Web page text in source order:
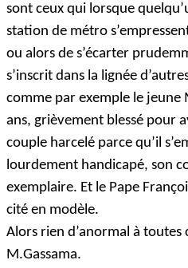
sont ceux qui lorsque
station de métro
ou alors de s’écarter
s’inscrit dans la lignée
comme par exemple le jeune
ans, grièvement blessé pour
couple harcelé parce qu’il
lourdement handicapé, son
exemplaire. Et le Pape
cité en modèle.
Alors rien d’anormal à
M.Gassama.